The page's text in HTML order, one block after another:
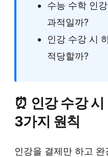
수능 수학 인
과적일까?
인강 수강 시
적당할까?
⏰ 인강 수강
3가지 원칙
인강을 결제만 하고